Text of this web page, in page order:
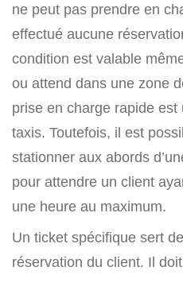
ne peut pas prendre en
effectué aucune
condition est valable
ou attend dans une zone
prise en charge rapide
taxis. Toutefois, il est
stationner aux abords
pour attendre un client
une heure au maximum.
Un ticket spécifique sert
réservation du client. Il